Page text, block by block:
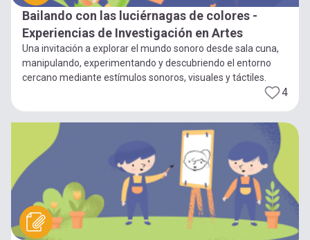
Bailando con las luciérnagas de colores -
Experiencias de Investigación en Artes
Una invitación a explorar el mundo sonoro desde sala cuna,
manipulando, experimentando y descubriendo el entorno
cercano mediante estímulos sonoros, visuales y táctiles.
4